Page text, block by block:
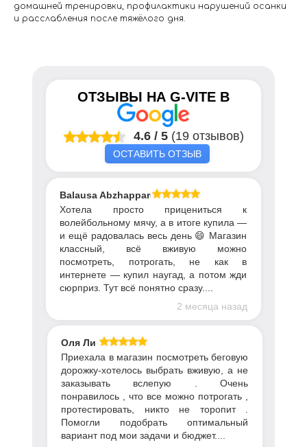
домашней тренировки, профилактики нарушений осанки
и расслабления после тяжёлого дня.
ОТЗЫВЫ НА G-VITE В
4.6 / 5 (19 отзывов)
ОСТАВИТЬ ОТЗЫВ
Balausa Abzhapparova
Хотела просто прицениться к
волейбольному мячу, а в итоге купила —
и ещё радовалась весь день 😄 Магазин
классный, всё вживую можно
посмотреть, потрогать, не как в
интернете — купил наугад, а потом жди
сюрприз. Тут всё понятно сразу....
2 месяца назад
Оля Ли
Приехала в магазин посмотреть беговую
дорожку-хотелось выбрать вживую, а не
заказывать вслепую . Очень
понравилось , что все можно потрогать ,
протестировать, никто не торопит .
Помогли подобрать оптимальный
вариант под мои задачи и бюджет....